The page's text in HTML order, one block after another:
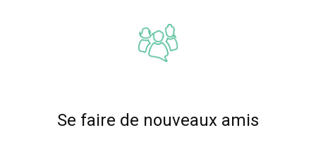
Se faire de nouveaux amis